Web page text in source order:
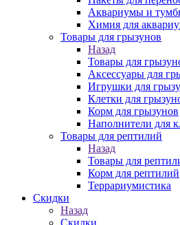
Аквариумы и
Химия для
Товары для грызунов
Назад
Товары для
Аксессуары для
Игрушки для
Клетки для
Корм для грызунов
Наполнители для
Товары для рептилий
Назад
Товары для
Корм для рептилий
Террариумистика
Скидки
Назад
Скидки